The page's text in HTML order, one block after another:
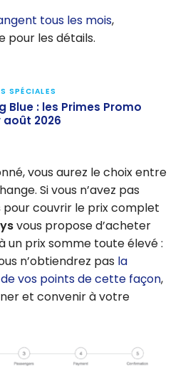
tous les mois,
pour les détails.
SPÉCIALES
Blue : les Primes Promo
août 2026
vous aurez le choix entre
Si vous n’avez pas
pour couvrir le prix complet
vous propose d’acheter
un prix somme toute élevé :
n’obtiendrez pas la
vos points de cette façon,
et convenir à votre